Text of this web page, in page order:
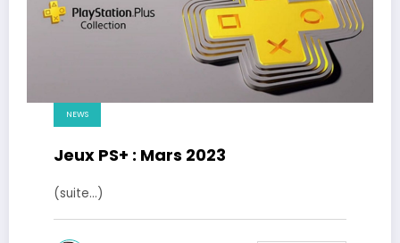
NEWS
Jeux PS+ : Mars 2023
(suite…)